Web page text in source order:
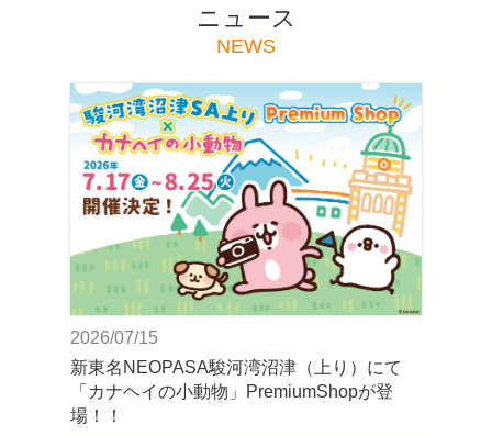
ニュース
NEWS
2026/07/15
新東名NEOPASA駿河湾沼津（上り）にて
「カナヘイの小動物」PremiumShopが登
場！！